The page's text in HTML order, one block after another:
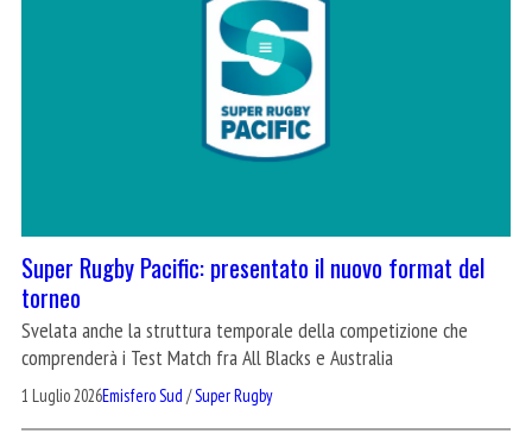
Super Rugby Pacific: presentato il nuovo format del
torneo
Svelata anche la struttura temporale della competizione che
comprenderà i Test Match fra All Blacks e Australia
1 Luglio 2026Emisfero Sud /Super Rugby